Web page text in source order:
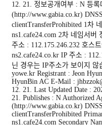
12. 21. 정보공개여부 : N 등
(http://www.gabia.co.kr)
clientTransferProhibited 1차
ns1.cafe24.com 2차 네임서버
주소 : 112.175.246.232 호스
ns2.cafe24.co.kr IP 주소 :
닌 경우는 IP주소가 보이지
yowe.kr Registrant : Jeon
HyunBin AC E-Mail :
12. 21. Last Updated Date :
21. Publishes : N Authorized
(http://www.gabia.co.kr)
clientTransferProhibited
ns1.cafe24.com Secondary